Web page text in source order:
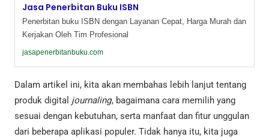
Jasa Penerbitan Buku ISBN
Penerbitan buku ISBN dengan Layanan Cepat, Harga Murah dan
Kerjakan Oleh Tim Profesional
jasapenerbitanbuku.com
Dalam artikel ini, kita akan membahas lebih lanjut tentang
produk digital journaling, bagaimana cara memilih yang
sesuai dengan kebutuhan, serta manfaat dan fitur unggulan
dari beberapa aplikasi populer. Tidak hanya itu, kita juga